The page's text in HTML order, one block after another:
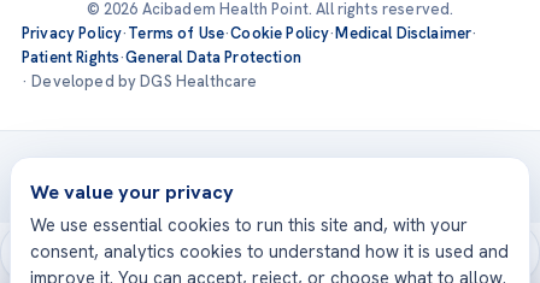
© 2026 Acibadem Health Point. All rights reserved.
Privacy Policy·Terms of Use·Cookie Policy·Medical Disclaimer·
Patient Rights·General Data Protection
· Developed by DGS Healthcare
Treatments are delivered at our JCI-accredited hospitals —
Acıbadem International
We value your privacy
We use essential cookies to run this site and, with your
consent, analytics cookies to understand how it is used and
improve it. You can accept, reject, or choose what to allow.